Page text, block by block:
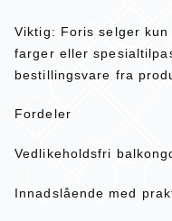
Viktig: Foris selger kun
farger eller
bestillingsvare fra
Fordeler
Vedlikeholdsfri
Innadslående med